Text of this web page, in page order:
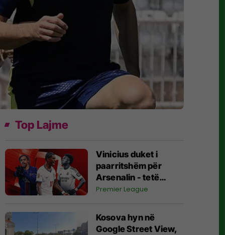
Top Lajme
Vinicius duket i
paarritshëm për
Arsenalin - tetë
alternativa si
për krahun e majtë te
Topçinjtë
Premier League
Kosova hyn në
Google Street View,